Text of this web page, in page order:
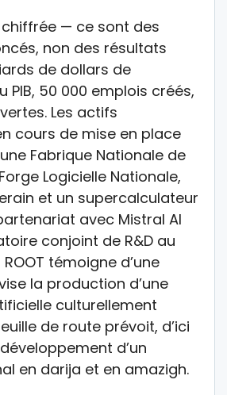
chiffrée — ce sont des
non des résultats
de dollars de
PIB, 50 000 emplois créés,
Les actifs
cours de mise en place
Fabrique Nationale de
Logicielle Nationale,
et un supercalculateur
avec Mistral AI
conjoint de R&D au
ROOT témoigne d’une
la production d’une
culturellement
de route prévoit, d’ici
d’un
en darija et en amazigh.